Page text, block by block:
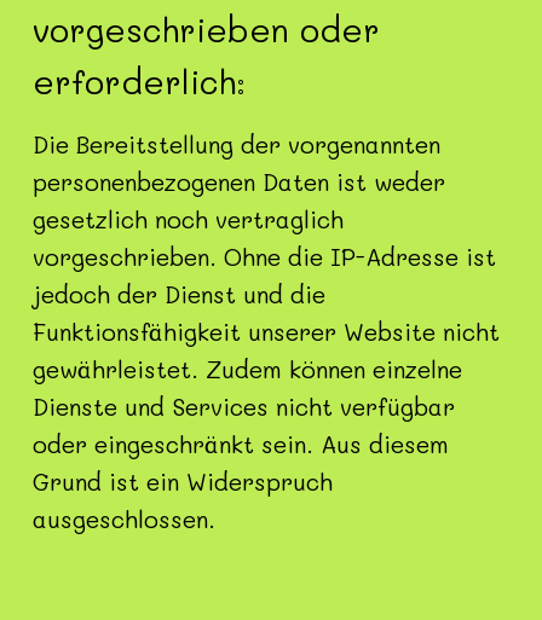
vorgeschrieben oder
erforderlich:
Die Bereitstellung der vorgenannten
personenbezogenen Daten ist weder
gesetzlich noch vertraglich
vorgeschrieben. Ohne die IP-Adresse ist
jedoch der Dienst und die
Funktionsfähigkeit unserer Website nicht
gewährleistet. Zudem können einzelne
Dienste und Services nicht verfügbar
oder eingeschränkt sein. Aus diesem
Grund ist ein Widerspruch
ausgeschlossen.